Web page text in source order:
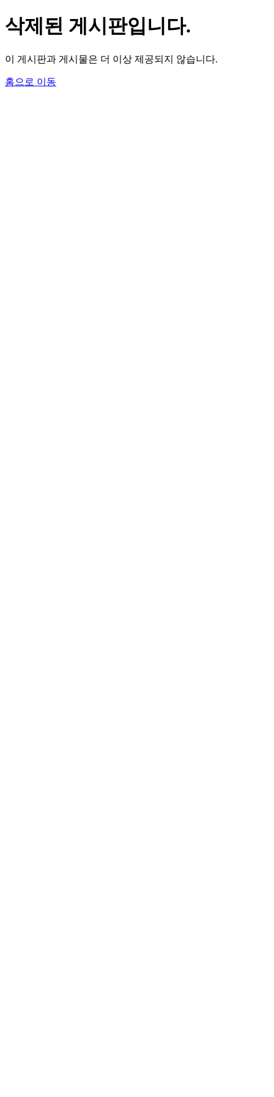
삭제된 게시판입니다.
이 게시판과 게시물은 더 이상 제공되지 않습니다.
홈으로 이동